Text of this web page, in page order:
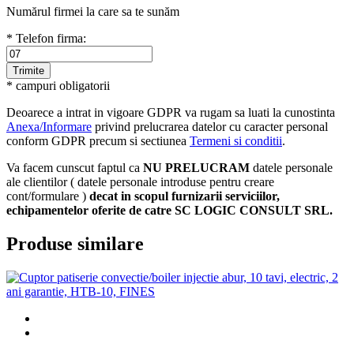
Numărul firmei la care sa te sunăm
* Telefon firma:
* campuri obligatorii
Deoarece a intrat in vigoare GDPR va rugam sa luati la cunostinta
Anexa/Informare privind prelucrarea datelor cu caracter personal
conform GDPR precum si sectiunea Termeni si conditii.
Va facem cunscut faptul ca NU PRELUCRAM datele personale
ale clientilor ( datele personale introduse pentru creare
cont/formulare ) decat in scopul furnizarii serviciilor,
echipamentelor oferite de catre SC LOGIC CONSULT SRL.
Produse similare